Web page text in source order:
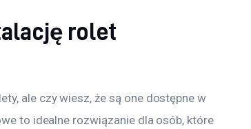
rolet
ale czy wiesz, że są one dostępne w
to idealne rozwiązanie dla osób, które